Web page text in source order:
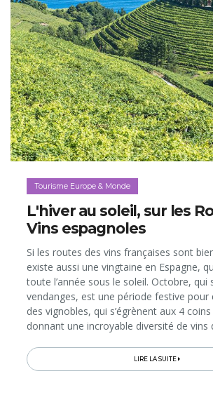
Tourisme Europe & Monde
L'hiver au soleil, sur les
Vins espagnoles
Si les routes des vins françaises sont
existe aussi une vingtaine en Espagne,
toute l’année sous le soleil. Octobre, qui
vendanges, est une période festive pour
des vignobles, qui s’égrènent aux 4
donnant une incroyable diversité de vins
LIRE LA SUITE